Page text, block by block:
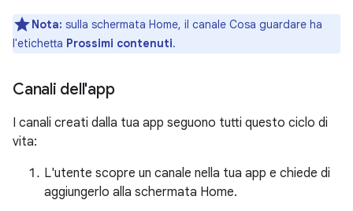
Nota: sulla schermata Home, il canale Cosa guardare ha
l'etichetta Prossimi contenuti.
Canali dell'app
I canali creati dalla tua app seguono tutti questo ciclo di
vita:
L'utente scopre un canale nella tua app e chiede di
aggiungerlo alla schermata Home.